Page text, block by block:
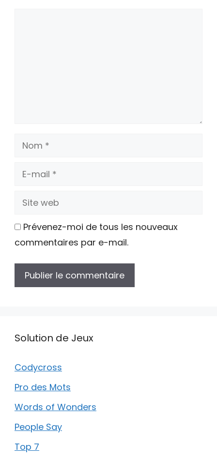
Nom
E-
Site
Prévenez-moi de tous les nouveaux
commentaires par e-mail.
Solution de Jeux
Codycross
Pro des Mots
Words of Wonders
People Say
Top 7